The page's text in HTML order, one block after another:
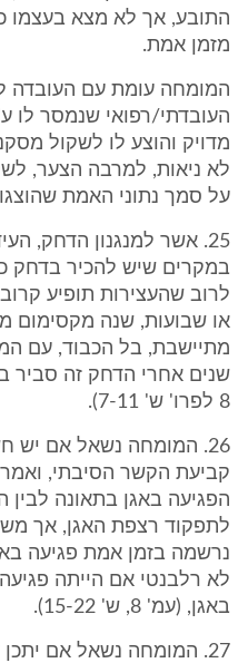
התובע, אך לא מצא בעצמו
מזמן אמת.
המומחה עומת עם העובדה
העובדתי/רפואי שנמסר לו
מדויק והוצע לו לשקול
לא ניאות, למרבה הצער,
על סמך נתוני האמת שהוצגו
25. אשר למנגנון הדחק,
במקרים שיש להכיר בדחק
לרוב שהעצירות תופיע
או שבועות, שנה מקסימום
שנים אחרי הדחק זה סביר
8 לפרו' ש' 7-11).
26. המומחה נשאל אם יש
קביעת הקשר הסיבתי, ואמר
הפגיעה באגן בתאונה
לתפקוד רצפת האגן, אך
נרשמה בזמן אמת פגיעה
לא רלבנטי אם הייתה
באגן, (עמ' 8, ש' 15-22).
27. המומחה נשאל אם